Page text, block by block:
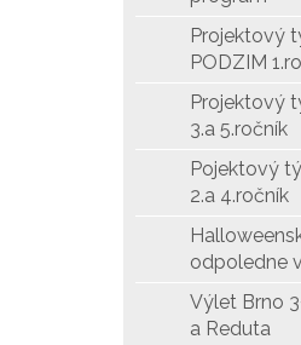
Projektový
PODZIM
Projektový
3.a 5.ročník
Pojektový
2.a 4.ročník
odpoledne
Výlet Brno
a Reduta